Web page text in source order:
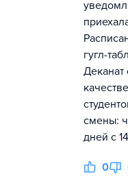
гугл-
Деканат
смены:
дней с
0